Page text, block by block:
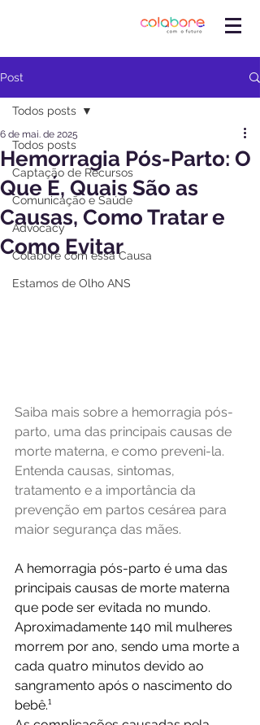
Post
Todos posts
Captação de Recursos
Comunicação e Saúde
Advocacy
Colabore com essa Causa
Estamos de Olho ANS
Todos posts
Hemorragia Pós-Parto: O
Que É, Quais São as
Causas, Como Tratar e
Como Evitar
6 de mai. de 2025
Saiba mais sobre a hemorragia pós-
parto, uma das principais causas de
morte materna, e como preveni-la.
Entenda causas, sintomas,
tratamento e a importância da
prevenção em partos cesárea para
maior segurança das mães.
A hemorragia pós-parto é uma das
principais causas de morte materna
que pode ser evitada no mundo.
Aproximadamente 140 mil mulheres
morrem por ano, sendo uma morte a
cada quatro minutos devido ao
sangramento após o nascimento do
bebê.¹